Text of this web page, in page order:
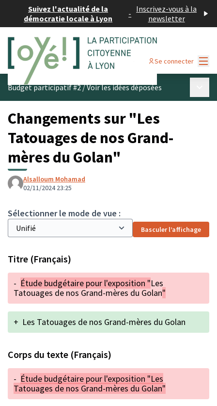
Suivez l'actualité de la
démocratie locale à Lyon
- Inscrivez-vous à la
newsletter
Se connecter
Budget participatif #2/Voir les idées déposées
Changements sur "Les
Tatouages de nos Grand-
mères du Golan"
Alsalloum Mohamad
02/11/2024 23:25
Sélectionner le mode de vue :
Basculer l’affichage
Titre (Français)
- Étude budgétaire pour l'exposition "Les
Tatouages de nos Grand-mères du Golan"
+ Les Tatouages de nos Grand-mères du Golan
Corps du texte (Français)
- Étude budgétaire pour l'exposition "Les
Tatouages de nos Grand-mères du Golan"